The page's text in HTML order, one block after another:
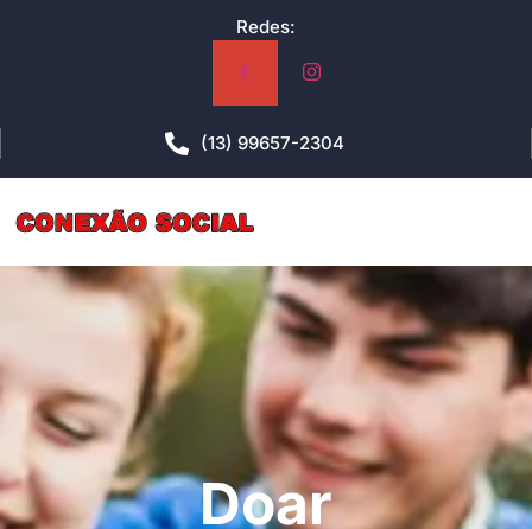
Redes:
(13) 99657-2304
Doar